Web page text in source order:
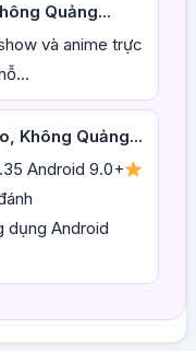
Quảng...
và anime trực
Không Quảng...
Android 9.0+
dụng Android